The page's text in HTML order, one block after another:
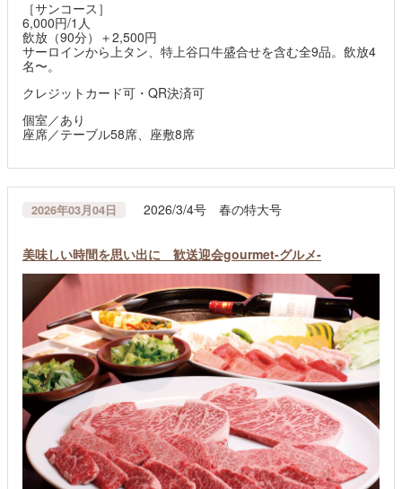
［サンコース］
6,000円/1人
飲放（90分）＋2,500円
サーロインから上タン、特上谷口牛盛合せを含む全9品。飲放4
名〜。
クレジットカード可・QR決済可
個室／あり
座席／テーブル58席、座敷8席
2026年03月04日 2026/3/4号 春の特大号
美味しい時間を思い出に 歓送迎会gourmet-グルメ-